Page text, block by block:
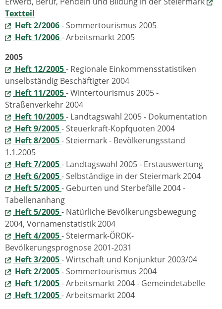
Textteil
Heft 2/2006- Sommertourismus 2005
Heft 1/2006- Arbeitsmarkt 2005
2005
Heft 12/2005- Regionale Einkommensstatistiken
unselbständig Beschäftigter 2004
Heft 11/2005- Wintertourismus 2005 -
Straßenverkehr 2004
Heft 10/2005- Landtagswahl 2005 - Dokumentation
Heft 9/2005- Steuerkraft-Kopfquoten 2004
Heft 8/2005- Steiermark - Bevölkerungsstand
1.1.2005
Heft 7/2005- Landtagswahl 2005 - Erstauswertung
Heft 6/2005- Selbständige in der Steiermark 2004
Heft 5/2005- Geburten und Sterbefälle 2004 -
Tabellenanhang
Heft 5/2005- Natürliche Bevölkerungsbewegung
2004, Vornamenstatistik 2004
Heft 4/2005- Steiermark-ÖROK-
Bevölkerungsprognose 2001-2031
Heft 3/2005- Wirtschaft und Konjunktur 2003/04
Heft 2/2005- Sommertourismus 2004
Heft 1/2005- Arbeitsmarkt 2004 - Gemeindetabelle
Heft 1/2005- Arbeitsmarkt 2004